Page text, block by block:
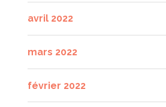
avril 2022
mars 2022
février 2022